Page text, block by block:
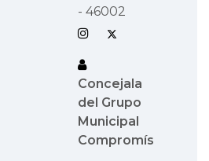
- 46002
Concejala
del Grupo
Municipal
Compromís